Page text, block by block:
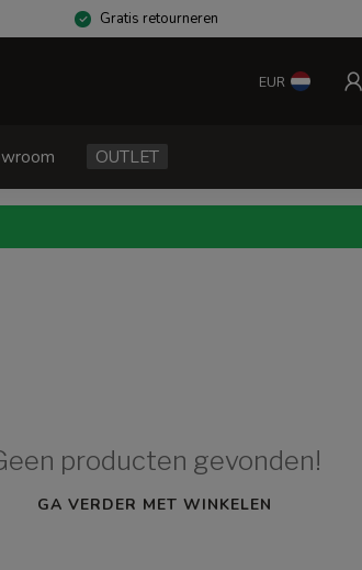
Gratis retourneren
EUR
OUTLET
producten gevonden!
GA VERDER MET WINKELEN